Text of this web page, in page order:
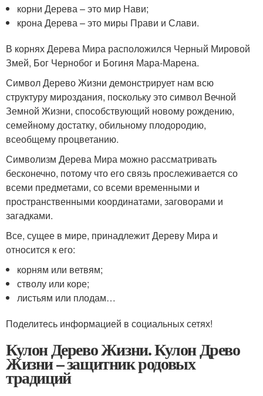
корни Дерева – это мир Нави;
крона Дерева – это миры Прави и Слави.
В корнях Дерева Мира расположился Черный Мировой
Змей, Бог Чернобог и Богиня Мара-Марена.
Символ Дерево Жизни демонстрирует нам всю
структуру мироздания, поскольку это символ Вечной
Земной Жизни, способствующий новому рождению,
семейному достатку, обильному плодородию,
всеобщему процветанию.
Символизм Дерева Мира можно рассматривать
бесконечно, потому что его связь прослеживается со
всеми предметами, со всеми временными и
пространственными координатами, заговорами и
загадками.
Все, сущее в мире, принадлежит Дереву Мира и
относится к его:
корням или ветвям;
стволу или коре;
листьям или плодам…
Поделитесь информацией в социальных сетях!
Кулон Дерево Жизни. Кулон Древо
Жизни – защитник родовых
традиций